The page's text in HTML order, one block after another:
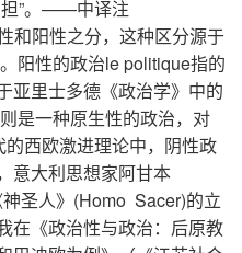
担”。——中译注
和阳性之分，这种区分源于
阳性的政治le politique指的
亚里士多德《政治学》中的
是一种原生性的政治，对
西欧激进理论中，阴性政
意大利思想家阿甘本
圣人》(Homo Sacer)的立
在《政治性与政治：后原教